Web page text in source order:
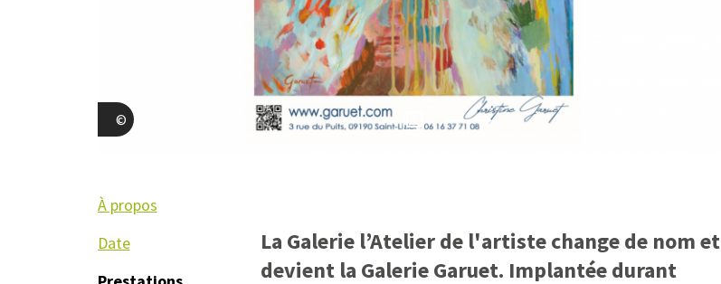
À propos
Date
La Galerie l’Atelier de l'artiste change de nom et
devient la Galerie Garuet. Implantée durant